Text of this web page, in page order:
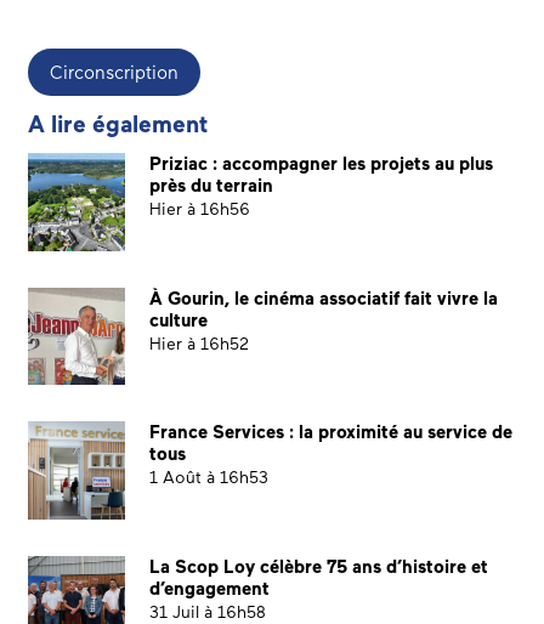
Circonscription
A lire également
Priziac : accompagner les projets au plus
près du terrain
Hier à 16h56
À Gourin, le cinéma associatif fait vivre la
culture
Hier à 16h52
France Services : la proximité au service de
tous
1 Août à 16h53
La Scop Loy célèbre 75 ans d’histoire et
d’engagement
31 Juil à 16h58